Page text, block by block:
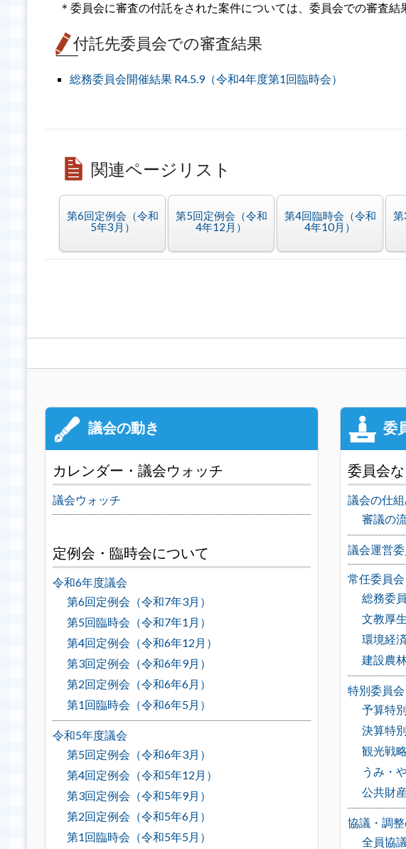
＊委員会に審査の付託をされた案件については、委員会での審査結
付託先委員会での審査結果
総務委員会開催結果 R4.5.9（令和4年度第1回臨時会）
関連ページリスト
第6回定例会（令和
5年3月）
第5回定例会（令和
4年12月）
第4回臨時会（令和
4年10月）
第
カレンダー・議会ウォッチ
議会ウォッチ
定例会・臨時会について
令和6年度議会
第6回定例会（令和7年3月）
第5回臨時会（令和7年1月）
第4回定例会（令和6年12月）
第3回定例会（令和6年9月）
第2回定例会（令和6年6月）
第1回臨時会（令和6年5月）
令和5年度議会
第5回定例会（令和6年3月）
第4回定例会（令和5年12月）
第3回定例会（令和5年9月）
第2回定例会（令和5年6月）
第1回臨時会（令和5年5月）
委員会
議会の仕
審議の
議会運営
常任委員会
総務委
文教厚
環境経
建設農
特別委員会
予算特
決算特
観光戦
うみ・
公共財
協議・調
全員協